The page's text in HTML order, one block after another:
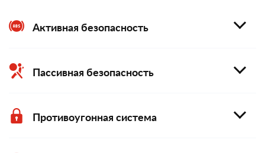
Активная безопасность
Пассивная безопасность
Противоугонная система